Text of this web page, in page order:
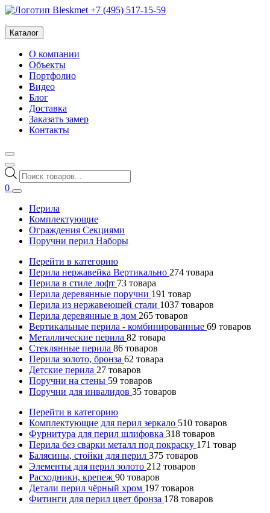
+7 (495) 517-15-59
Каталог
О компании
Объекты
Портфолио
Видео
Блог
Доставка
Заказать замер
Контакты
Поиск
товаров
0
Перила
Комплектующие
Ограждения Секциями
Поручни перил Наборы
Перейти в категорию
Перила нержавейка Вертикально 274 товара
Перила в стиле лофт 73 товара
Перила деревянные поручни 191 товар
Перила из нержавеющей стали 1037 товаров
Перила деревянные в дом 265 товаров
Вертикальные перила - комбинированные 69 товаров
Металлические перила 82 товара
Стеклянные перила 86 товаров
Перила золото, бронза 62 товара
Детские перила 27 товаров
Поручни на стены 59 товаров
Поручни для инвалидов 35 товаров
Перейти в категорию
Комплектующие для перил зеркало 510 товаров
Фурнитура для перил шлифовка 318 товаров
Перила без сварки металл под покраску 171 товар
Балясины, стойки для перил 375 товаров
Элементы для перил золото 212 товаров
Расходники, крепеж 90 товаров
Детали перил чёрный хром 197 товаров
Фитинги для перил цвет бронза 178 товаров